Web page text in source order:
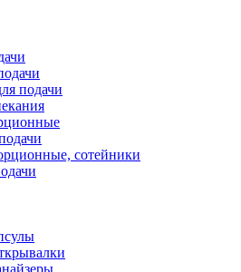
подачи
сотейники